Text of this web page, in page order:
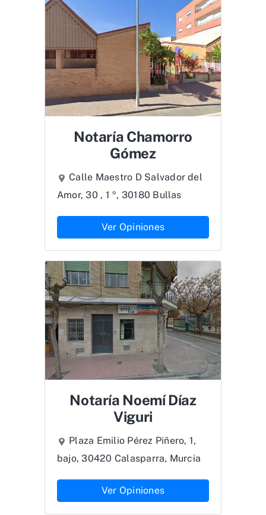
Notaría Chamorro
Gómez
Calle Maestro D Salvador del
Amor, 30 , 1 º, 30180 Bullas
Ver Opiniones
Notaría Noemí Díaz
Viguri
Plaza Emilio Pérez Piñero, 1,
bajo, 30420 Calasparra, Murcia
Ver Opiniones